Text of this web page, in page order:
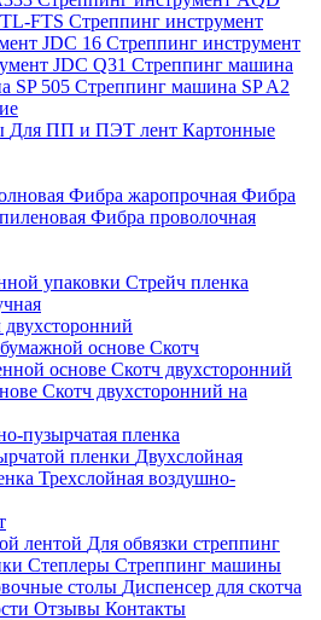
FTS Стреппинг инструмент
JDC 16 Стреппинг инструмент
JDC Q31 Стреппинг машина
SP 505 Стреппинг машина SP A2
Для ПП и ПЭТ лент Картонные
Фибра жаропрочная Фибра
Фибра проволочная
упаковки Стрейч пленка
двухсторонний
основе Скотч
основе Скотч двухсторонний
Скотч двухсторонний на
пузырчатая пленка
пленки Двухслойная
Трехслойная воздушно-
лентой Для обвязки стреппинг
Степлеры Стреппинг машины
столы Диспенсер для скотча
Отзывы Контакты